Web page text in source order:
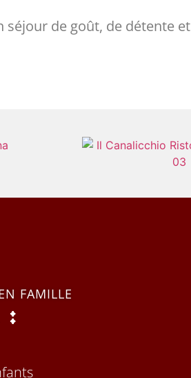
de goût, de détente et
FAMILLE
: